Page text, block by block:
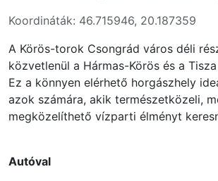
Koordináták: 46.715946, 20.187359
A Körös-torok Csongrád város déli
közvetlenül a Hármas-Körös és a
Ez a könnyen elérhető horgászhely
azok számára, akik természetközeli,
megközelíthető vízparti élményt
Autóval